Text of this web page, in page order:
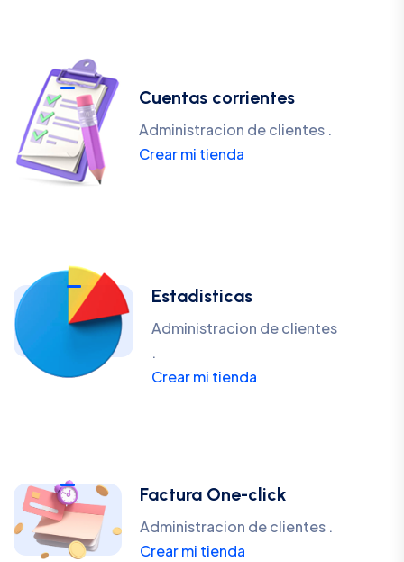
Cuentas corrientes
Administracion de clientes .
Crear mi tienda
Estadisticas
Administracion de clientes
.
Crear mi tienda
Factura One-click
Administracion de clientes .
Crear mi tienda